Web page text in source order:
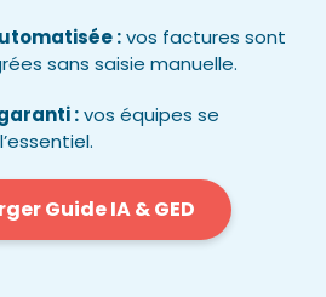
:vos factures sont
sans saisie manuelle.
:vos équipes se
Guide IA & GED